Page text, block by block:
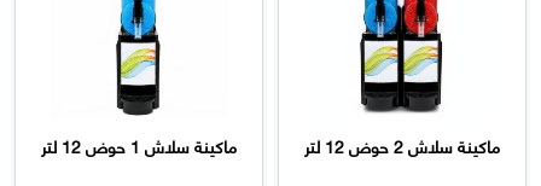
ماكينة سلاش 2 حوض 12 لتر ماكينة سلاش 1 حوض 12 لتر